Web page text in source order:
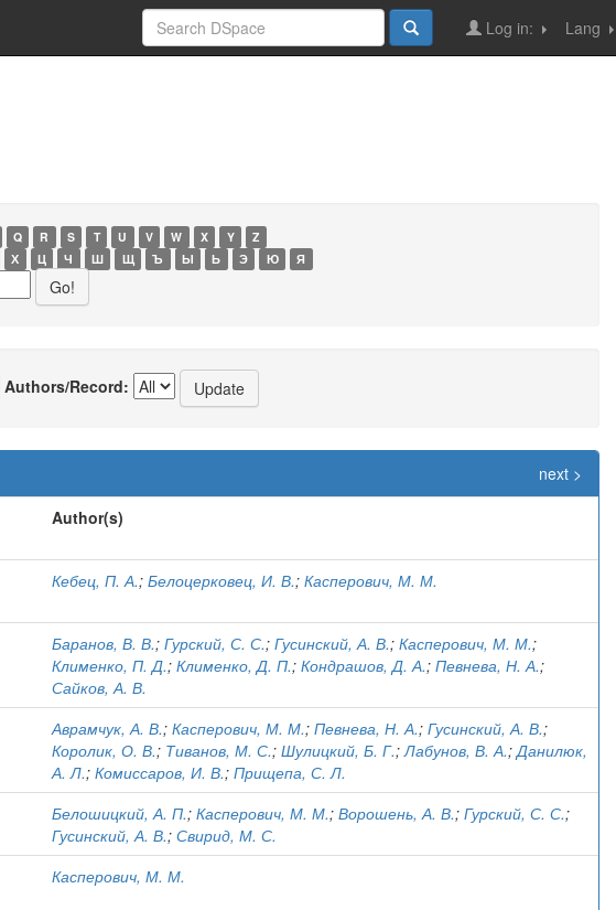
Lang
Log in:
Q R S T U V W X Y
Z
Х Ц Ч Ш Щ Ъ Ы Ь Э Ю Я
Authors/Record:
next >
Author(s)
Кебец, П. А.; Белоцерковец, И. В.; Касперович, М. М.
Баранов, В. В.; Гурский, С. С.; Гусинский, А. В.; Касперович, М. М.;
Клименко, П. Д.; Клименко, Д. П.; Кондрашов, Д. А.; Певнева, Н. А.;
Сайков, А. В.
Аврамчук, А. В.; Касперович, М. М.; Певнева, Н. А.; Гусинский, А. В.;
Королик, О. В.; Тиванов, М. С.; Шулицкий, Б. Г.;Лабунов, В. А.;Данилюк,
А. Л.; Комиссаров, И. В.; Прищепа, С. Л.
Белошицкий, А. П.; Касперович, М. М.; Ворошень, А. В.; Гурский, С. С.;
Гусинский, А. В.; Свирид, М. С.
Касперович, М. М.